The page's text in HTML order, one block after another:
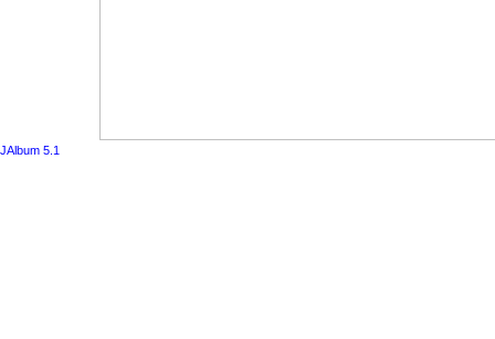
JAlbum 5.1